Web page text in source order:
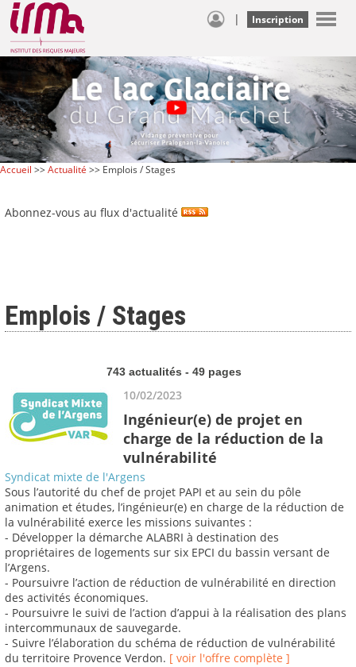
| Inscription
Accueil >>Actualité >> Emplois / Stages
Abonnez-vous au flux d'actualité
Emplois / Stages
743 actualités - 49 pages
10/02/2023
Ingénieur(e) de projet en
charge de la réduction de la
vulnérabilité
Syndicat mixte de l'Argens
Sous l’autorité du chef de projet PAPI et au sein du pôle
animation et études, l’ingénieur(e) en charge de la réduction de
la vulnérabilité exerce les missions suivantes :
- Développer la démarche ALABRI à destination des
propriétaires de logements sur six EPCI du bassin versant de
l’Argens.
- Poursuivre l’action de réduction de vulnérabilité en direction
des activités économiques.
- Poursuivre le suivi de l’action d’appui à la réalisation des plans
intercommunaux de sauvegarde.
- Suivre l’élaboration du schéma de réduction de vulnérabilité
du territoire Provence Verdon. [ voir l'offre complète ]